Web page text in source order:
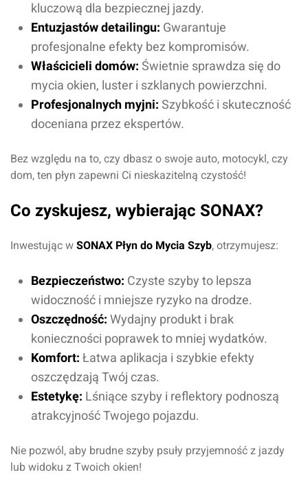
kluczową dla bezpiecznej jazdy.
Entuzjastów detailingu: Gwarantuje
profesjonalne efekty bez kompromisów.
Właścicieli domów: Świetnie sprawdza się do
mycia okien, luster i szklanych powierzchni.
Profesjonalnych myjni: Szybkość i skuteczność
doceniana przez ekspertów.
Bez względu na to, czy dbasz o swoje auto, motocykl, czy
dom, ten płyn zapewni Ci nieskazitelną czystość!
Co zyskujesz, wybierając SONAX?
Inwestując w SONAX Płyn do Mycia Szyb, otrzymujesz:
Bezpieczeństwo: Czyste szyby to lepsza
widoczność i mniejsze ryzyko na drodze.
Oszczędność: Wydajny produkt i brak
konieczności poprawek to mniej wydatków.
Komfort: Łatwa aplikacja i szybkie efekty
oszczędzają Twój czas.
Estetykę: Lśniące szyby i reflektory podnoszą
atrakcyjność Twojego pojazdu.
Nie pozwól, aby brudne szyby psuły przyjemność z jazdy
lub widoku z Twoich okien!
Oceń produkt
Przyznaj ocenę:
Imię i nazwisko*
Komentarz*